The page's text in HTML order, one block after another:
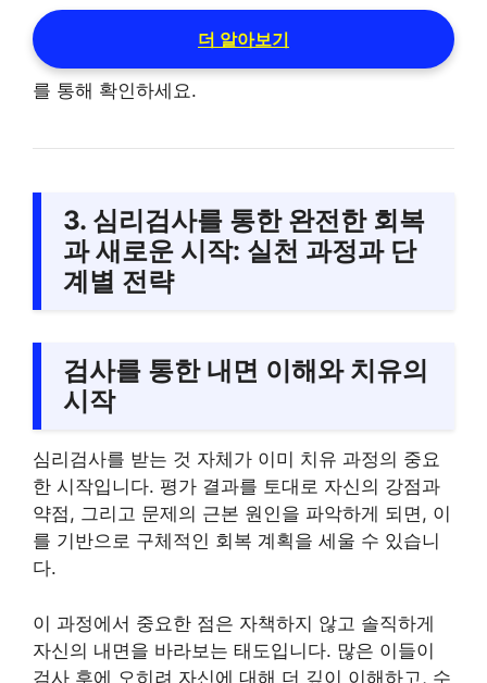
더 알아보기
를 통해 확인하세요.
3. 심리검사를 통한 완전한 회복
과 새로운 시작: 실천 과정과 단
계별 전략
검사를 통한 내면 이해와 치유의
시작
심리검사를 받는 것 자체가 이미 치유 과정의 중요
한 시작입니다. 평가 결과를 토대로 자신의 강점과
약점, 그리고 문제의 근본 원인을 파악하게 되면, 이
를 기반으로 구체적인 회복 계획을 세울 수 있습니
다.
이 과정에서 중요한 점은 자책하지 않고 솔직하게
자신의 내면을 바라보는 태도입니다. 많은 이들이
검사 후에 오히려 자신에 대해 더 깊이 이해하고, 수